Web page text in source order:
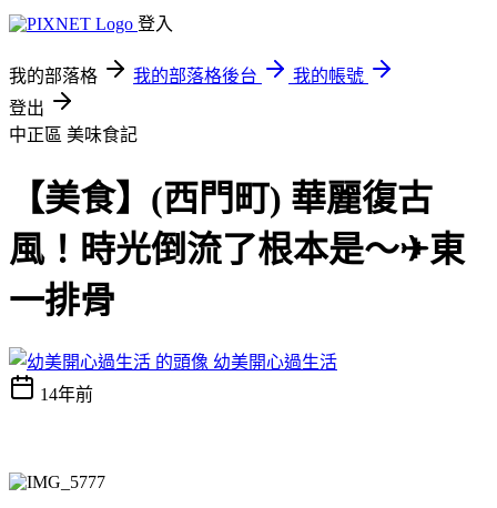
登入
我的部落格 我的部落格後台
我的帳號
登出
中正區 美味食記
【美食】(西門町) 華麗復古
風！時光倒流了根本是～✈東
一排骨
幼美開心過生活
14年前